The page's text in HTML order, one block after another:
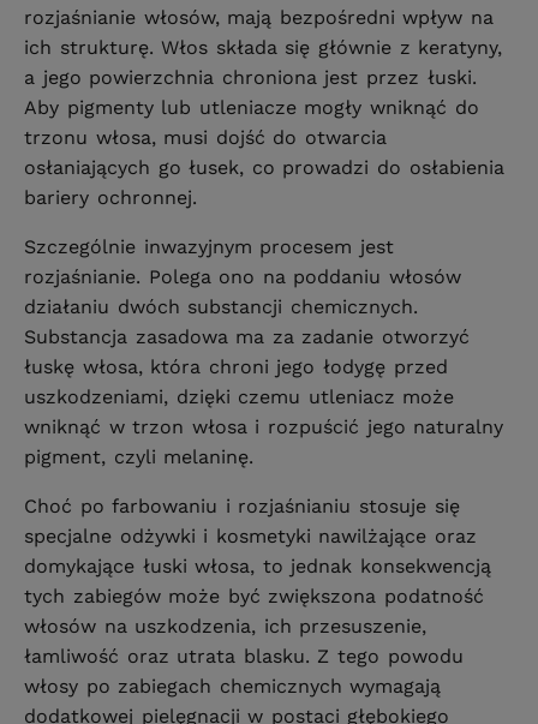
rozjaśnianie włosów, mają bezpośredni wpływ na
ich strukturę. Włos składa się głównie z keratyny,
a jego powierzchnia chroniona jest przez łuski.
Aby pigmenty lub utleniacze mogły wniknąć do
trzonu włosa, musi dojść do otwarcia
osłaniających go łusek, co prowadzi do osłabienia
bariery ochronnej.
Szczególnie inwazyjnym procesem jest
rozjaśnianie. Polega ono na poddaniu włosów
działaniu dwóch substancji chemicznych.
Substancja zasadowa ma za zadanie otworzyć
łuskę włosa, która chroni jego łodygę przed
uszkodzeniami, dzięki czemu utleniacz może
wniknąć w trzon włosa i rozpuścić jego naturalny
pigment, czyli melaninę.
Choć po farbowaniu i rozjaśnianiu stosuje się
specjalne odżywki i kosmetyki nawilżające oraz
domykające łuski włosa, to jednak konsekwencją
tych zabiegów może być zwiększona podatność
włosów na uszkodzenia, ich przesuszenie,
łamliwość oraz utrata blasku. Z tego powodu
włosy po zabiegach chemicznych wymagają
dodatkowej pielęgnacji w postaci głębokiego